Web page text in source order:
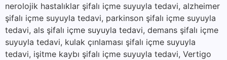
nerolojik hastalıklar şifalı içme suyuyla tedavi, alzheimer
şifalı içme suyuyla tedavi, parkinson şifalı içme suyuyla
tedavi, als şifalı içme suyuyla tedavi, demans şifalı içme
suyuyla tedavi, kulak çınlaması şifalı içme suyuyla
tedavi, işitme kaybı şifalı içme suyuyla tedavi, Vertigo